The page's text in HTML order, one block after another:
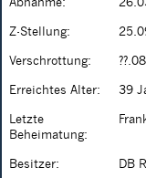
Z-Stellung:
Verschrottung:
Erreichtes Alter: 39
Letzte
Beheimatung:
Besitzer: DB